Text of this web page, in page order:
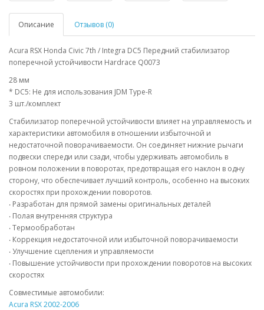
Описание Отзывов (0)
Acura RSX Honda Civic 7th / Integra DC5 Передний стабилизатор
поперечной устойчивости Hardrace Q0073
28 мм
* DC5: Не для использования JDM Type-R
3 шт./комплект
Стабилизатор поперечной устойчивости влияет на управляемость и
характеристики автомобиля в отношении избыточной и
недостаточной поворачиваемости. Он соединяет нижние рычаги
подвески спереди или сзади, чтобы удерживать автомобиль в
ровном положении в поворотах, предотвращая его наклон в одну
сторону, что обеспечивает лучший контроль, особенно на высоких
скоростях при прохождении поворотов.
‧ Разработан для прямой замены оригинальных деталей
‧ Полая внутренняя структура
‧ Термообработан
‧ Коррекция недостаточной или избыточной поворачиваемости
‧ Улучшение сцепления и управляемости
‧ Повышение устойчивости при прохождении поворотов на высоких
скоростях
Совместимые автомобили:
Acura RSX 2002-2006